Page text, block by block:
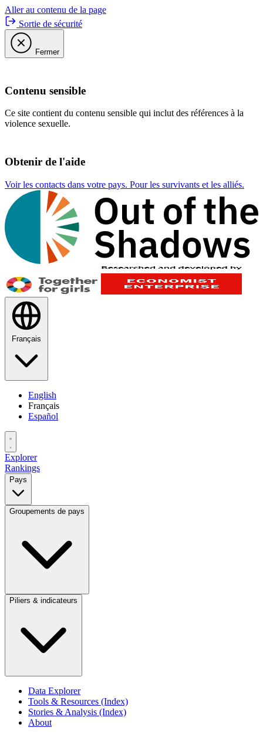
Aller au contenu de la page
Sortie de sécurité
Fermer
Contenu sensible
Ce site contient du contenu sensible qui inclut des références à la
violence sexuelle.
Obtenir de l'aide
Voir les contacts dans votre pays. Pour les survivants et les alliés.
Français
English
Français
Español
Explorer
Rankings
Pays
Groupements de pays
Piliers & indicateurs
Data Explorer
Tools & Resources (Index)
Stories & Analysis (Index)
About